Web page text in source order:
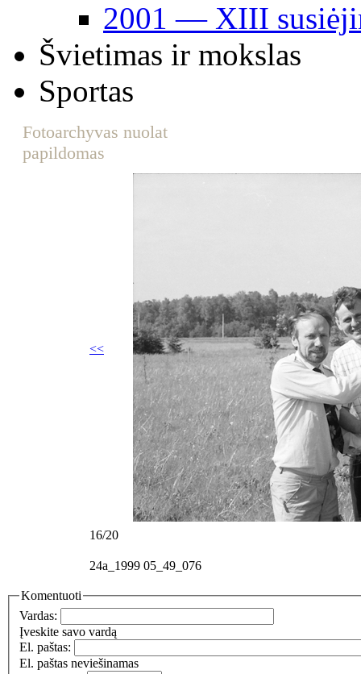
2001 ― XIII
Švietimas ir mokslas
Sportas
Fotoarchyvas nuolat
papildomas
<<
16/20
24a_1999 05_49_076
Komentuoti
Vardas:
Įveskite savo vardą
El. paštas:
El. paštas neviešinamas